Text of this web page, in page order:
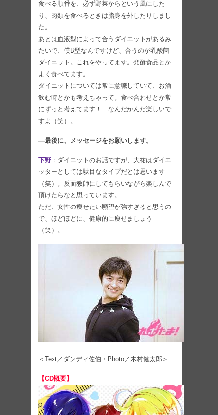
食べる順番を、必ず野菜からという風にした
り、肉類を食べるときは脂身を外したりしまし
た。
あとは血液型によって合うダイエットがあるみ
たいで、僕B型なんですけど、合うのが乳酸菌
ダイエット。これをやってます。発酵食品とか
よく食べてます。
ダイエットについては常に意識していて、お酒
飲む時とかも考えちゃって。食べ合わせとか常
にずっと考えてます！ なんだかんだ楽しいで
すよ（笑）。
—最後に、メッセージをお願いします。
下野 ：ダイエットのお話ですが、大祐はダイエ
ッターとしては駄目なタイプだとは思います
（笑）。反面教師にしてもらいながら楽しんで
頂けたらなと思っています。
ただ、女性の痩せたい願望が強すぎると思うの
で、ほどほどに、健康的に痩せましょう
（笑）。
＜Text／ダンディ佐伯・Photo／木村健太郎＞
【CD概要】